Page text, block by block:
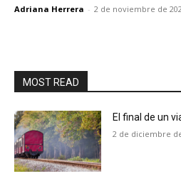
Adriana Herrera - 2 de noviembre de
MOST READ
El final de un
2 de diciembre